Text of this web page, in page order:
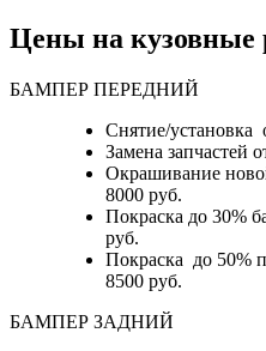
Цены на кузовные
БАМПЕР ПЕРЕДНИЙ
Снятие/установка
Замена запчастей
Окрашивание
8000 руб.
Покраска до 30%
руб.
Покраска до 50%
8500 руб.
БАМПЕР ЗАДНИЙ